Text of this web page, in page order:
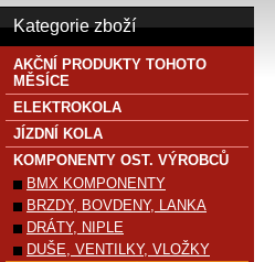
Kategorie zboží
AKČNÍ PRODUKTY TOHOTO
MĚSÍCE
ELEKTROKOLA
JÍZDNÍ KOLA
KOMPONENTY OST. VÝROBCŮ
BMX KOMPONENTY
BRZDY, BOVDENY, LANKA
DRÁTY, NIPLE
DUŠE, VENTILKY, VLOŽKY